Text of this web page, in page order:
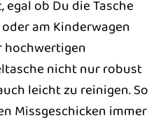
ob Du die Tasche
am Kinderwagen
hochwertigen
nicht nur robust
leicht zu reinigen. So
Missgeschicken immer